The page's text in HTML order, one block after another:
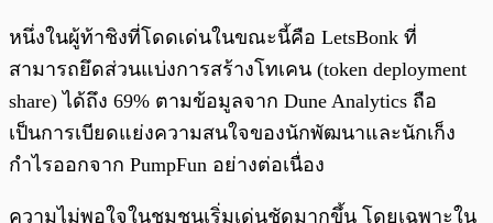
หนึ่งในผู้ท้าชิงที่โดดเด่นในขณะนี้คือ LetsBonk ที่
สามารถยึดส่วนแบ่งการสร้างโทเคน (token deployment
share) ได้ถึง 69% ตามข้อมูลจาก Dune Analytics ถือ
เป็นการเบียดแย่งความสนใจของนักพัฒนาและนักเก็ง
กำไรออกจาก PumpFun อย่างต่อเนื่อง
ความไม่พอใจในชุมชนเริ่มเด่นชัดมากขึ้น โดยเฉพาะใน